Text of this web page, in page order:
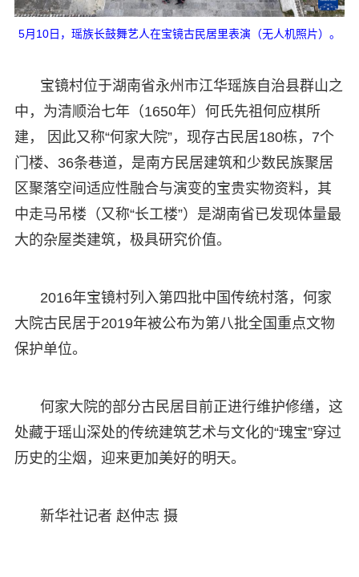
5月10日，瑶族长鼓舞艺人在宝镜古民居里表演（无人机照片）。
宝镜村位于湖南省永州市江华瑶族自治县群山之
中，为清顺治七年（1650年）何氏先祖何应棋所
建， 因此又称“何家大院”，现存古民居180栋，7个
门楼、36条巷道，是南方民居建筑和少数民族聚居
区聚落空间适应性融合与演变的宝贵实物资料，其
中走马吊楼（又称“长工楼”）是湖南省已发现体量最
大的杂屋类建筑，极具研究价值。
2016年宝镜村列入第四批中国传统村落，何家
大院古民居于2019年被公布为第八批全国重点文物
保护单位。
何家大院的部分古民居目前正进行维护修缮，这
处藏于瑶山深处的传统建筑艺术与文化的“瑰宝”穿过
历史的尘烟，迎来更加美好的明天。
新华社记者 赵仲志 摄